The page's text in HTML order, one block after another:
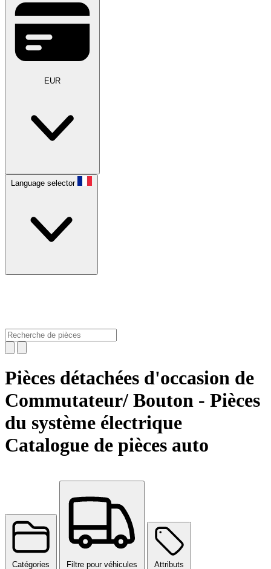
EUR
Language selector
Pièces détachées d'occasion de
Commutateur/ Bouton - Pièces
du système électrique
Catalogue de pièces auto
Catégories Filtre pour véhicules Attributs